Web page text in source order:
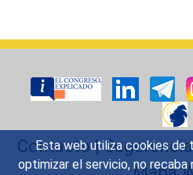
Esta web utiliza cookies de
optimizar el servicio, no
Contacto|